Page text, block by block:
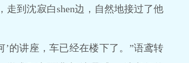
到沈寂白shen边，自然地接过了他
讲座，车已经在楼下了。”语鸢转